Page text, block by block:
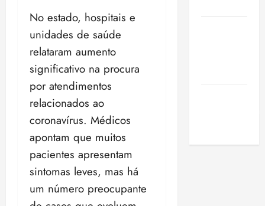
No estado, hospitais e
unidades de saúde
relataram aumento
significativo na procura
por atendimentos
relacionados ao
coronavírus. Médicos
apontam que muitos
pacientes apresentam
sintomas leves, mas há
um número preocupante